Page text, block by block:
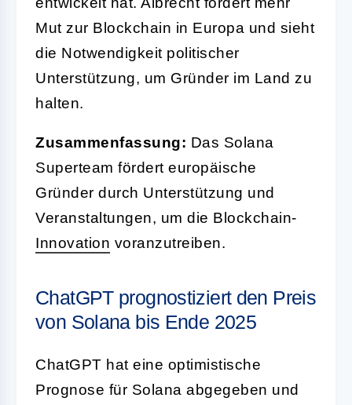
Mut zur Blockchain in Europa und sieht
die Notwendigkeit politischer
Unterstützung, um Gründer im Land zu
halten.
Zusammenfassung: Das Solana
Superteam fördert europäische
Gründer durch Unterstützung und
Veranstaltungen, um die Blockchain-
Innovation voranzutreiben.
ChatGPT prognostiziert den Preis
von Solana bis Ende 2025
ChatGPT hat eine optimistische
Prognose für Solana abgegeben und